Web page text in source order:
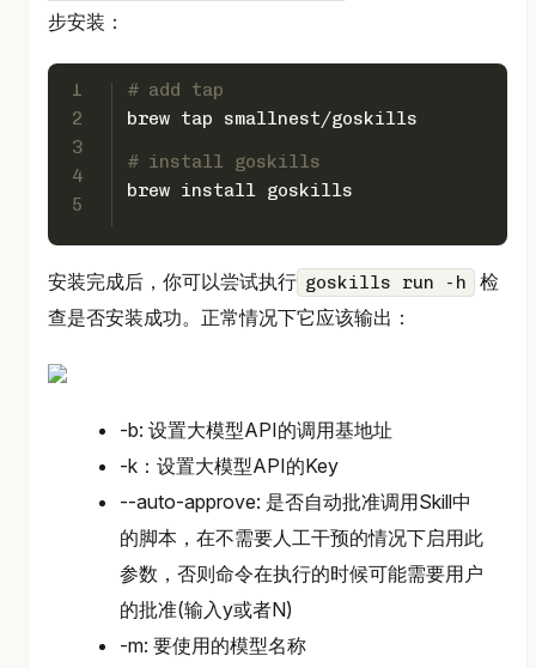
步安装：
1
2
3
4
5
# add tap
brew tap smallnest/goskills
# install goskills
brew install goskills
安装完成后，你可以尝试执行 goskills run -h
检
查是否安装成功。正常情况下它应该输出：
-b: 设置大模型API的调用基地址
-k：设置大模型API的Key
--auto-approve: 是否自动批准调用Skill中
的脚本，在不需要人工干预的情况下启用此
参数，否则命令在执行的时候可能需要用户
的批准(输入y或者N)
-m: 要使用的模型名称